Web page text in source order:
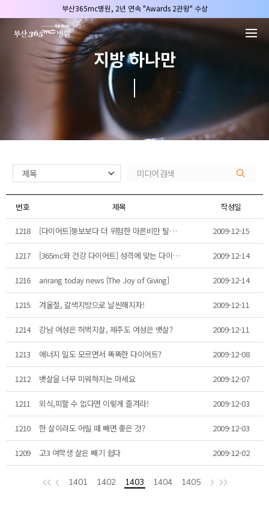
부산365mc병원, 2년 연속 "Awards 2관왕" 수상
2025 "부산365mc 보건복지부 장관상" 수상!
부산365mc병원, 8/15(토) 광복절 정상진료
부산365mc병원, 2년 연속 "Awards 2관왕" 수상
2025 "부산365mc 보건복지부 장관상" 수상!
지방 하나만
번호 제목 작성일
1218 [다이어트]뚱보보다 더 위험한 마른비만 탈출법 2009-12-15
1217 [365mc와 건강 다이어트] 성격에 맞는 다이어트 따로 있다? 2009-12-14
1216 arirang today news [The Joy of Giving] 2009-12-14
1215 겨울철, 갈색지방으로 날씬해지자! 2009-12-11
1214 강남 여성은 허벅지살, 제주도 여성은 뱃살? 2009-12-11
1213 에너지 밀도 모르면서 똑똑한 다이어트? 2009-12-08
1212 뱃살을 너무 미워하지는 마세요 2009-12-07
1211 외식,피할 수 없다면 이렇게 즐겨라! 2009-12-03
1210 한 살이라도 어릴 때 빼면 좋은 것? 2009-12-03
1209 고3 여학생 살은 빼기 쉽다 2009-12-02
1401 1402 1403 1404 1405